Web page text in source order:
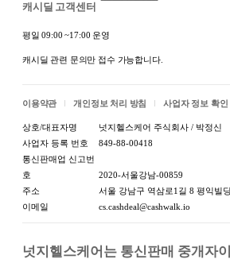
캐시딜 고객센터
평일 09:00 ~17:00 운영
캐시딜 관련 문의만 접수 가능합니다.
이용약관 개인정보 처리 방침 사업자 정보 확인
상호/대표자명
넛지헬스케어 주식회사 / 박정신
사업자 등록 번호
849-88-00418
통신판매업 신고번
호
2020-서울강남-00859
주소
서울 강남구 역삼로1길 8 평익빌
이메일
cs.cashdeal@cashwalk.io
넛지헬스케어는 통신판매 중개자